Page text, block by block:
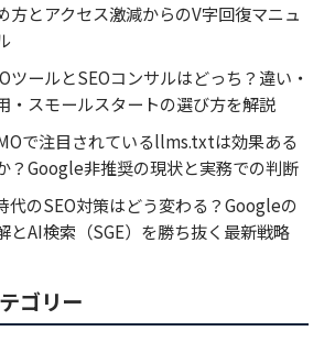
方とアクセス激減からのV字回復マニュ
ツールとSEOコンサルはどっち？違い・
・スモールスタートの選び方を解説
で注目されているllms.txtは効果ある
？Google非推奨の現状と実務での判断
代のSEO対策はどう変わる？Googleの
とAI検索（SGE）を勝ち抜く最新戦略
ゴリー